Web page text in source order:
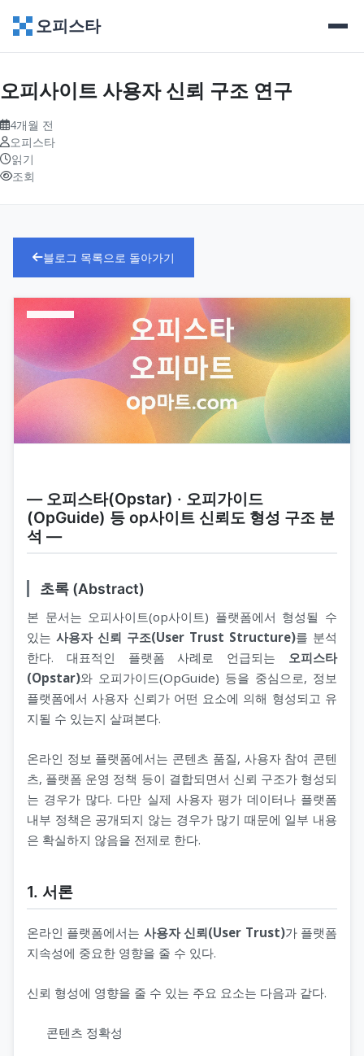
오피스타
오피사이트 사용자 신뢰 구조 연구
4개월 전
오피스타
읽기
조회
블로그 목록으로 돌아가기
― 오피스타(Opstar) · 오피가이드
(OpGuide) 등 op사이트 신뢰도 형성 구조 분
석 ―
초록 (Abstract)
본 문서는 오피사이트(op사이트) 플랫폼에서 형성될 수
있는 사용자 신뢰 구조(User Trust Structure)를 분석
한다. 대표적인 플랫폼 사례로 언급되는 오피스타
(Opstar)와 오피가이드(OpGuide) 등을 중심으로, 정보
플랫폼에서 사용자 신뢰가 어떤 요소에 의해 형성되고 유
지될 수 있는지 살펴본다.
온라인 정보 플랫폼에서는 콘텐츠 품질, 사용자 참여 콘텐
츠, 플랫폼 운영 정책 등이 결합되면서 신뢰 구조가 형성되
는 경우가 많다. 다만 실제 사용자 평가 데이터나 플랫폼
내부 정책은 공개되지 않는 경우가 많기 때문에 일부 내용
은 확실하지 않음을 전제로 한다.
1. 서론
온라인 플랫폼에서는 사용자 신뢰(User Trust)가 플랫폼
지속성에 중요한 영향을 줄 수 있다.
신뢰 형성에 영향을 줄 수 있는 주요 요소는 다음과 같다.
콘텐츠 정확성